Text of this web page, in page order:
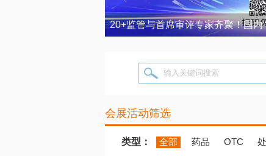
20+监管与首席审评专家齐聚！国内
输入关键词搜索
会展活动筛选
类型： 全部 药品 OTC